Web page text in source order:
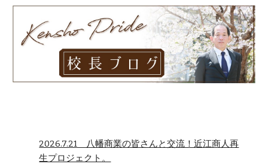
2026.7.21 八幡商業の皆さんと交流！近江商人再
生プロジェクト。